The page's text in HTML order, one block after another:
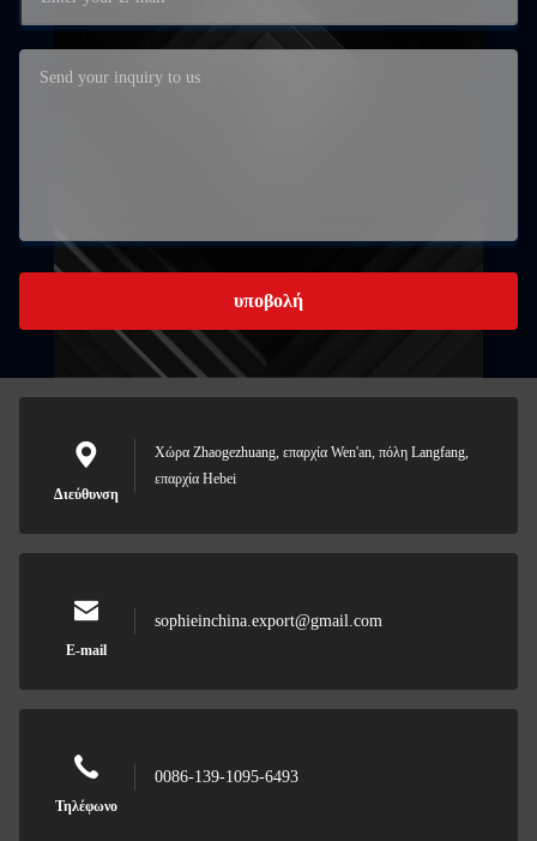
υποβολή
Διεύθυνση
Χώρα Zhaogezhuang, επαρχία Wen'an, πόλη Langfang,
επαρχία Hebei
E-mail
sophieinchina.export@gmail.com
Τηλέφωνο
0086-139-1095-6493